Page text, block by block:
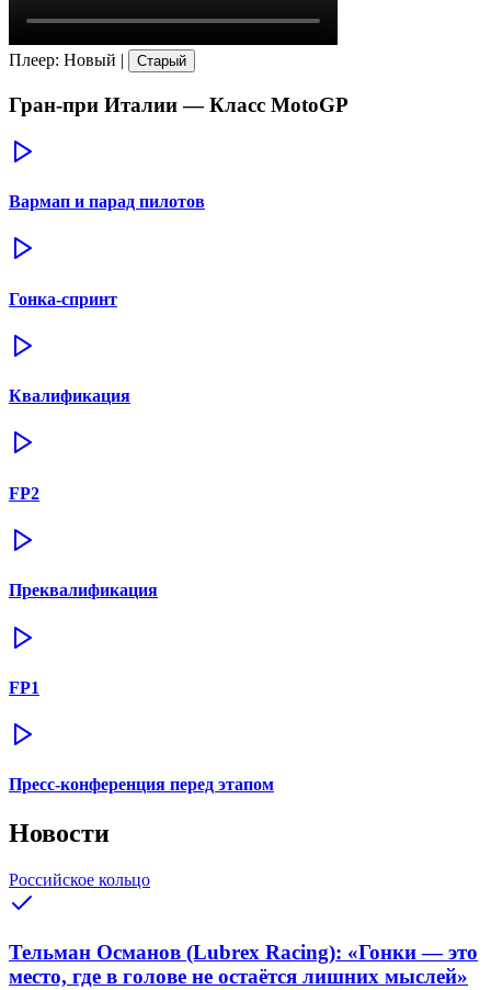
Плеер: Новый | Старый
Гран-при Италии— Класс MotoGP
Вармап и парад пилотов
Гонка-спринт
Квалификация
FP2
Преквалификация
FP1
Пресс-конференция перед этапом
Новости
Российское кольцо
Тельман Османов (Lubrex Racing): «Гонки — это
место, где в голове не остаётся лишних мыслей»